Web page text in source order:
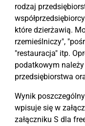
rodzaj
które dzierżawią.
rzemieślniczy",
"restauracja" itp.
podatkowym
przedsiębiorstwa
Wynik
wpisuje się w
załączniku S dla